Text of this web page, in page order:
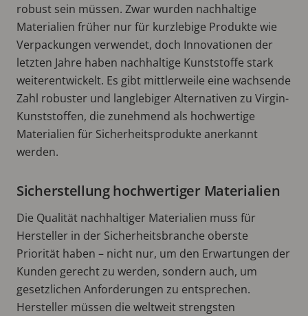
robust sein müssen. Zwar wurden nachhaltige
Materialien früher nur für kurzlebige Produkte wie
Verpackungen verwendet, doch Innovationen der
letzten Jahre haben nachhaltige Kunststoffe stark
weiterentwickelt. Es gibt mittlerweile eine wachsende
Zahl robuster und langlebiger Alternativen zu Virgin-
Kunststoffen, die zunehmend als hochwertige
Materialien für Sicherheitsprodukte anerkannt
werden.
Sicherstellung hochwertiger Materialien
Die Qualität nachhaltiger Materialien muss für
Hersteller in der Sicherheitsbranche oberste
Priorität haben – nicht nur, um den Erwartungen der
Kunden gerecht zu werden, sondern auch, um
gesetzlichen Anforderungen zu entsprechen.
Hersteller müssen die weltweit strengsten